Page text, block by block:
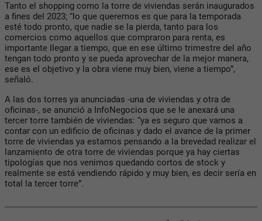
Tanto el shopping como la torre de viviendas serán inaugurados
a fines del 2023; “lo que queremos es que para la temporada
esté todo pronto, que nadie se la pierda, tanto para los
comercios como aquellos que compraron para renta, es
importante llegar a tiempo, que en ese último trimestre del año
tengan todo pronto y se pueda aprovechar de la mejor manera,
ese es el objetivo y la obra viene muy bien, viene a tiempo”,
señaló.
A las dos torres ya anunciadas -una de viviendas y otra de
oficinas-, se anunció a InfoNegocios que se le anexará una
tercer torre también de viviendas: “ya es seguro que vamos a
contar con un edificio de oficinas y dado el avance de la primer
torre de viviendas ya estamos pensando a la brevedad realizar el
lanzamiento de otra torre de viviendas porque ya hay ciertas
tipologías que nos venimos quedando cortos de stock y
realmente se está vendiendo rápido y muy bien, es decir sería en
total la tercer torre”.